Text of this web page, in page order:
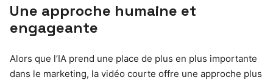
Une approche humaine et
engageante
Alors que l’IA prend une place de plus en plus importante
dans le marketing, la vidéo courte offre une approche plus